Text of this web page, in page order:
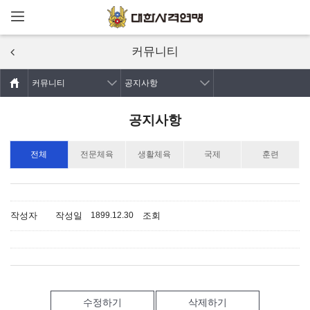
주요콘텐츠로
커뮤니티
커뮤니티 공지사항
공지사항
전체 전문체육 생활체육 국제 훈련
작성자 작성일 1899.12.30 조회
수정하기 삭제하기